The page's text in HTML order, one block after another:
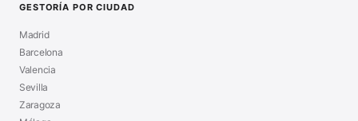
GESTORÍA POR CIUDAD
Madrid
Barcelona
Valencia
Sevilla
Zaragoza